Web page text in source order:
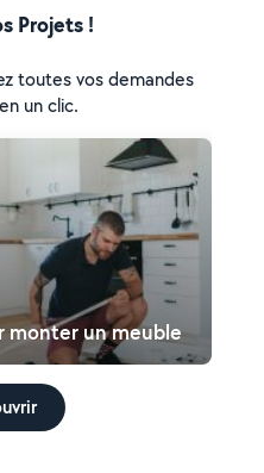
Projets !
toutes vos demandes
un clic.
monter un meuble